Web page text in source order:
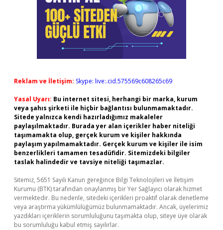
Reklam ve İletişim: Skype: live:.cid.575569c608265c69
Yasal Uyarı: Bu internet sitesi, herhangi bir marka, kurum
veya şahıs şirketi ile hiçbir bağlantısı bulunmamaktadır.
Sitede yalnızca kendi hazırladığımız makaleler
paylaşılmaktadır. Burada yer alan içerikler haber niteliği
taşımamakta olup, gerçek kurum ve kişiler hakkında
paylaşım yapılmamaktadır. Gerçek kurum ve kişiler ile isim
benzerlikleri tamamen tesadüfidir. Sitemizdeki bilgiler
taslak halindedir ve tavsiye niteliği taşımazlar.
Sitemiz, 5651 Sayılı Kanun gereğince Bilgi Teknolojileri ve İletişim
Kurumu (BTK) tarafından onaylanmış bir Yer Sağlayıcı olarak hizmet
vermektedir. Bu nedenle, sitedeki içerikleri proaktif olarak denetleme
veya araştırma yükümlülüğümüz bulunmamaktadır. Ancak, üyelerimiz
yazdıkları içeriklerin sorumluluğunu taşımakta olup, siteye üye olarak
bu sorumluluğu kabul etmiş sayılırlar.